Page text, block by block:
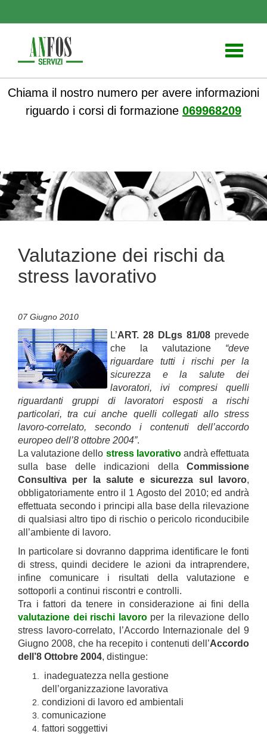
Toggle
Chiama il nostro numero per avere informazioni
riguardo i corsi di formazione 069968209
Valutazione dei rischi da
stress lavorativo
07 Giugno 2010
L’ART. 28 DLgs 81/08 prevede
che la valutazione “deve
riguardare tutti i rischi per la
sicurezza e la salute dei
lavoratori, ivi compresi quelli
riguardanti gruppi di lavoratori esposti a rischi
particolari, tra cui anche quelli collegati allo stress
lavoro-correlato, secondo i contenuti dell’accordo
europeo dell’8 ottobre 2004”.
La valutazione dello stress lavorativoandrà effettuata
sulla base delle indicazioni della Commissione
Consultiva per la salute e sicurezza sul lavoro,
obbligatoriamente entro il 1 Agosto del 2010; ed andrà
effettuata secondo i principi alla base della rilevazione
di qualsiasi altro tipo di rischio o pericolo riconducibile
all’ambiente di lavoro.
In particolare si dovranno dapprima identificare le fonti
di stress, quindi decidere le azioni da intraprendere,
infine comunicare i risultati della valutazione e
sottoporli a continui riscontri e controlli.
Tra i fattori da tenere in considerazione ai fini della
valutazione dei rischi lavoroper la rilevazione dello
stress lavoro-correlato, l’Accordo Internazionale del 9
Giugno 2008, che ha recepito i contenuti dell’Accordo
dell’8 Ottobre 2004, distingue:
inadeguatezza nella gestione
dell’organizzazione lavorativa
condizioni di lavoro ed ambientali
comunicazione
fattori soggettivi